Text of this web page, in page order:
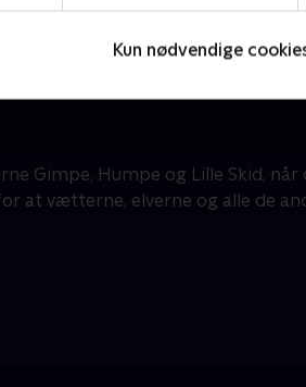
Kun nødvendige
Gimpe, Humpe og Lille Skid,
at vætterne, elverne og alle de